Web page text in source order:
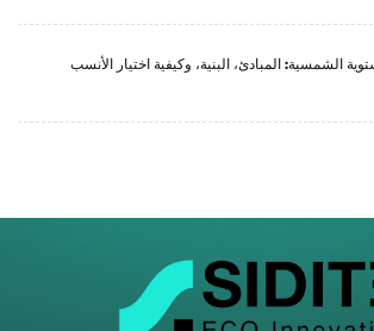
الشمسية: المبادئ، البنية، وكيفية اختيار الأنسب